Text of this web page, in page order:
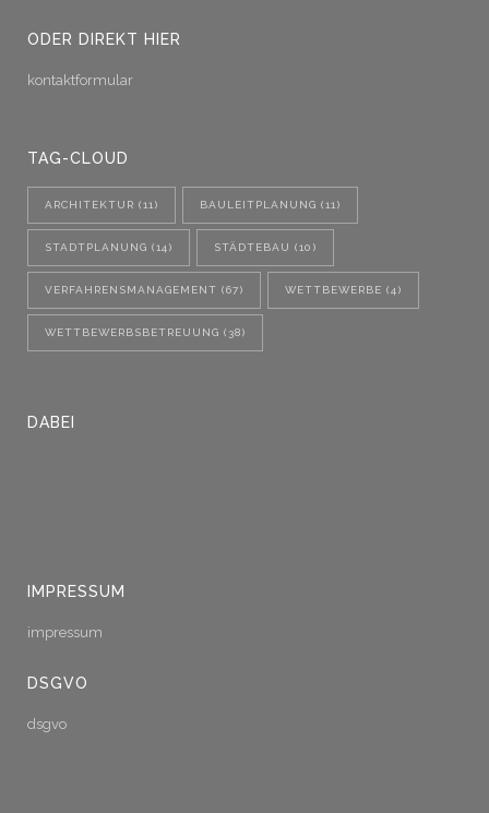
ODER DIREKT HIER
kontaktformular
TAG-CLOUD
ARCHITEKTUR (11) BAULEITPLANUNG (11)
STADTPLANUNG (14) STÄDTEBAU (10)
VERFAHRENSMANAGEMENT (67) WETTBEWERBE (4)
WETTBEWERBSBETREUUNG (38)
DABEI
IMPRESSUM
impressum
DSGVO
dsgvo